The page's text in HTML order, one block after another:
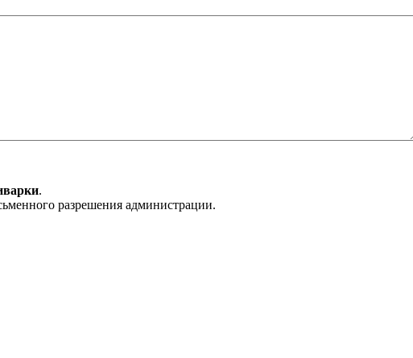
.
разрешения администрации.